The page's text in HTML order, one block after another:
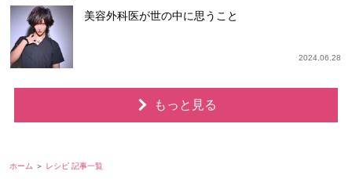
美容外科医が世の中に思うこと
2024.06.28
もっと見る
ホーム レシピ 記事一覧